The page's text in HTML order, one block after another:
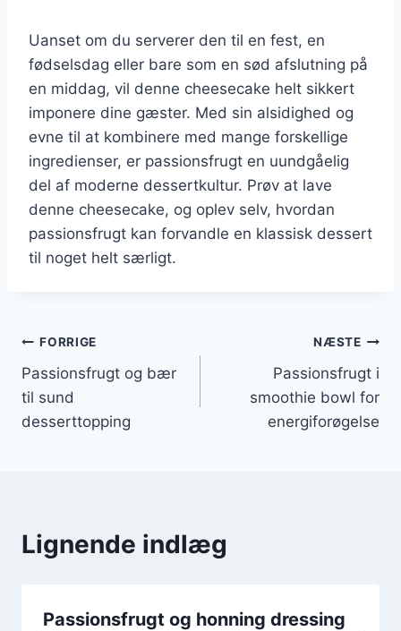
Uanset om du serverer den til en fest, en
fødselsdag eller bare som en sød afslutning på
en middag, vil denne cheesecake helt sikkert
imponere dine gæster. Med sin alsidighed og
evne til at kombinere med mange forskellige
ingredienser, er passionsfrugt en uundgåelig
del af moderne dessertkultur. Prøv at lave
denne cheesecake, og oplev selv, hvordan
passionsfrugt kan forvandle en klassisk dessert
til noget helt særligt.
Indlægsnavigation
FORRIGE
Passionsfrugt og bær
til sund
desserttopping
NÆSTE
Passionsfrugt i
smoothie bowl for
energiforøgelse
Lignende indlæg
Passionsfrugt og honning dressing